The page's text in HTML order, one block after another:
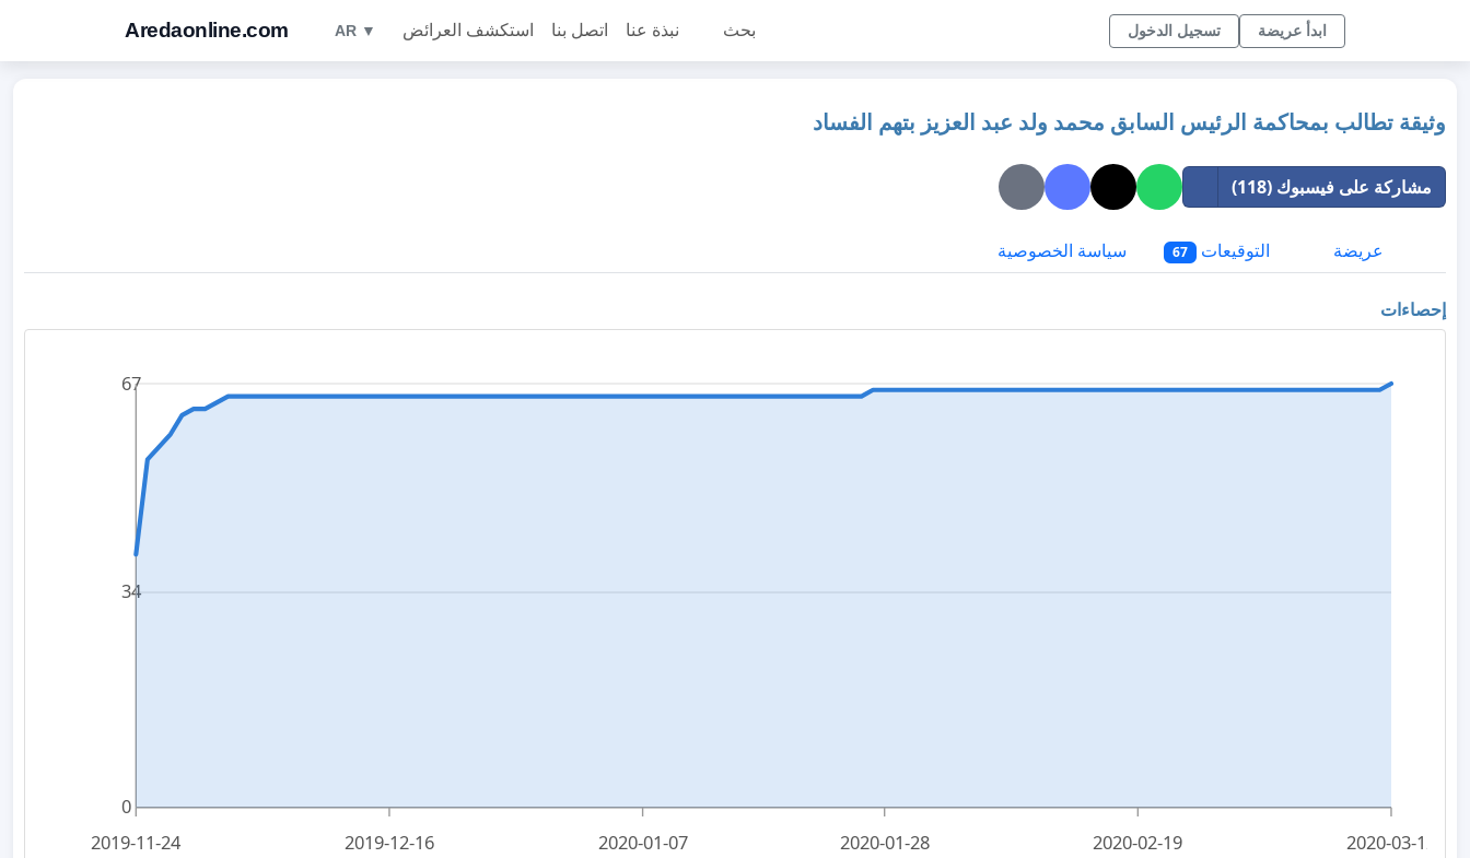
Aredaonline.com AR ▼ استكشف العرائض اتصل بنا نبذة عنا بحث تسجيل الدخول ابدأ عريضة
وثيقة تطالب بمحاكمة الرئيس السابق محمد ولد عبد العزيز بتهم الفساد
مشاركة على فيسبوك (118)
عريضة التوقيعات 67 سياسة الخصوصية
إحصاءات
0
34
67
2019-11-24 2019-12-16 2020-01-07 2020-01-28 2020-02-19 2020-03-12